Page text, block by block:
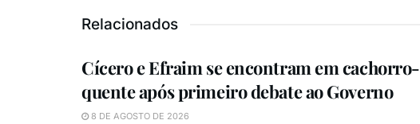
Relacionados
Cícero e Efraim se encontram em cachorro-
quente após primeiro debate ao Governo
8 DE AGOSTO DE 2026